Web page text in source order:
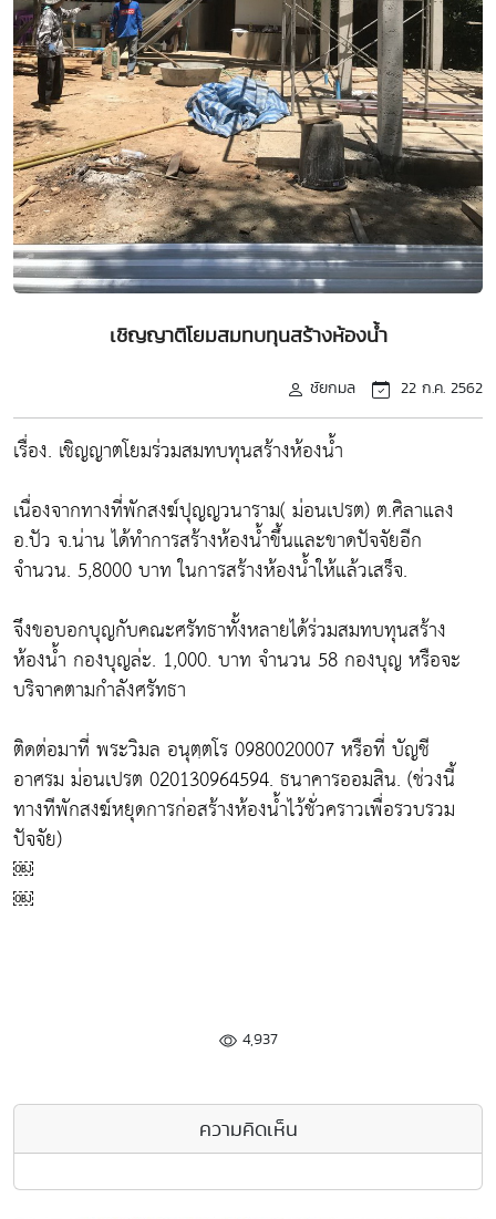
เชิญญาติโยมสมทบทุนสร้างห้องน้ำ
ชัยกมล 22 ก.ค. 2562
เรื่อง. เชิญญาตโยมร่วมสมทบทุนสร้างห้องน้ำ
เนื่องจากทางที่พักสงฆ์ปุญญวนาราม( ม่อนเปรต) ต.ศิลาแลง
อ.ปัว จ.น่าน ได้ทำการสร้างห้องน้ำขึ้นและขาดปัจจัยอีก
จำนวน. 5,8000 บาท ในการสร้างห้องน้ำให้แล้วเสร็จ.
จึงขอบอกบุญกับคณะศรัทธาทั้งหลายได้ร่วมสมทบทุนสร้าง
ห้องน้ำ กองบุญล่ะ. 1,000. บาท จำนวน 58 กองบุญ หรือจะ
บริจาคตามกำลังศรัทธา
ติดต่อมาที่ พระวิมล อนุตฺตโร 0980020007 หรือที่ บัญชี
อาศรม ม่อนเปรต 020130964594. ธนาคารออมสิน. (ช่วงนี้
ทางทีพักสงฆ์หยุดการก่อสร้างห้องน้ำไว้ชั่วคราวเพื่อรวบรวม
ปัจจัย)
￼
￼
4,937
ความคิดเห็น